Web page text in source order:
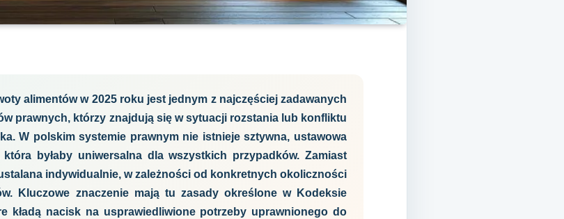
alimentów w 2025 roku jest jednym z najczęściej zadawanych
prawnych, którzy znajdują się w sytuacji rozstania lub konfliktu
W polskim systemie prawnym nie istnieje sztywna, ustawowa
byłaby uniwersalna dla wszystkich przypadków. Zamiast
indywidualnie, w zależności od konkretnych okoliczności
Kluczowe znaczenie mają tu zasady określone w Kodeksie
kładą nacisk na usprawiedliwione potrzeby uprawnionego do